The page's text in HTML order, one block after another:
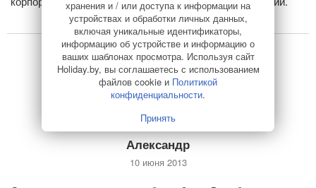
Александр
10 июня 2013
хранения и / или доступа к информации на
устройствах и обработки личных данных,
включая уникальные идентификаторы,
информацию об устройстве и информацию о
ваших шаблонах просмотра. Используя сайт
Holiday.by, вы соглашаетесь с использованием
файлов cookie и Политикой
конфиденциальности.
Принять